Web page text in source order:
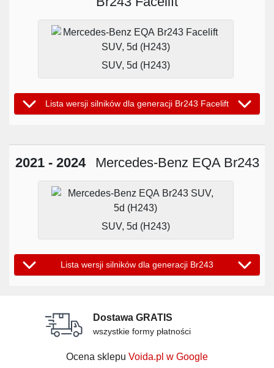
SUV, 5d (H243)
Lista wersji silników dla generacji Br243 Facelift
2021 - 2024 Mercedes-Benz EQA Br243
SUV, 5d (H243)
Lista wersji silników dla generacji Br243
Dostawa GRATIS
wszystkie formy płatności
Ocena sklepu Voida.pl w Google